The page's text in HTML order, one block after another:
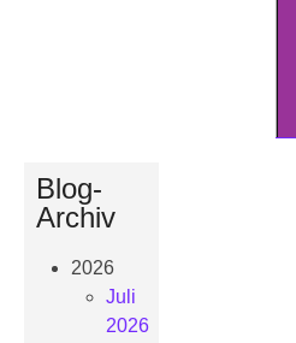
Blog-
Archiv
2026
Juli
2026